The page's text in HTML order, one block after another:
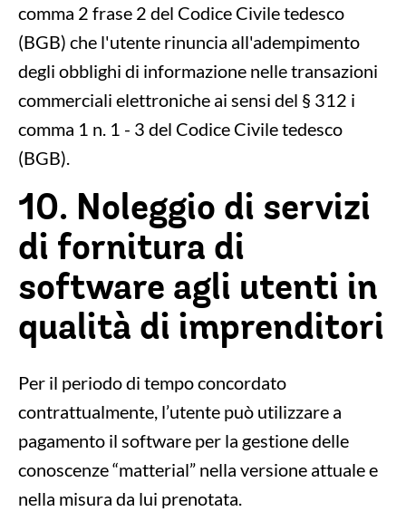
comma 2 frase 2 del Codice Civile tedesco
(BGB) che l'utente rinuncia all'adempimento
degli obblighi di informazione nelle transazioni
commerciali elettroniche ai sensi del § 312 i
comma 1 n. 1 - 3 del Codice Civile tedesco
(BGB).
10. Noleggio di servizi
di fornitura di
software agli utenti in
qualità di imprenditori
Per il periodo di tempo concordato
contrattualmente, l’utente può utilizzare a
pagamento il software per la gestione delle
conoscenze “matterial” nella versione attuale e
nella misura da lui prenotata.